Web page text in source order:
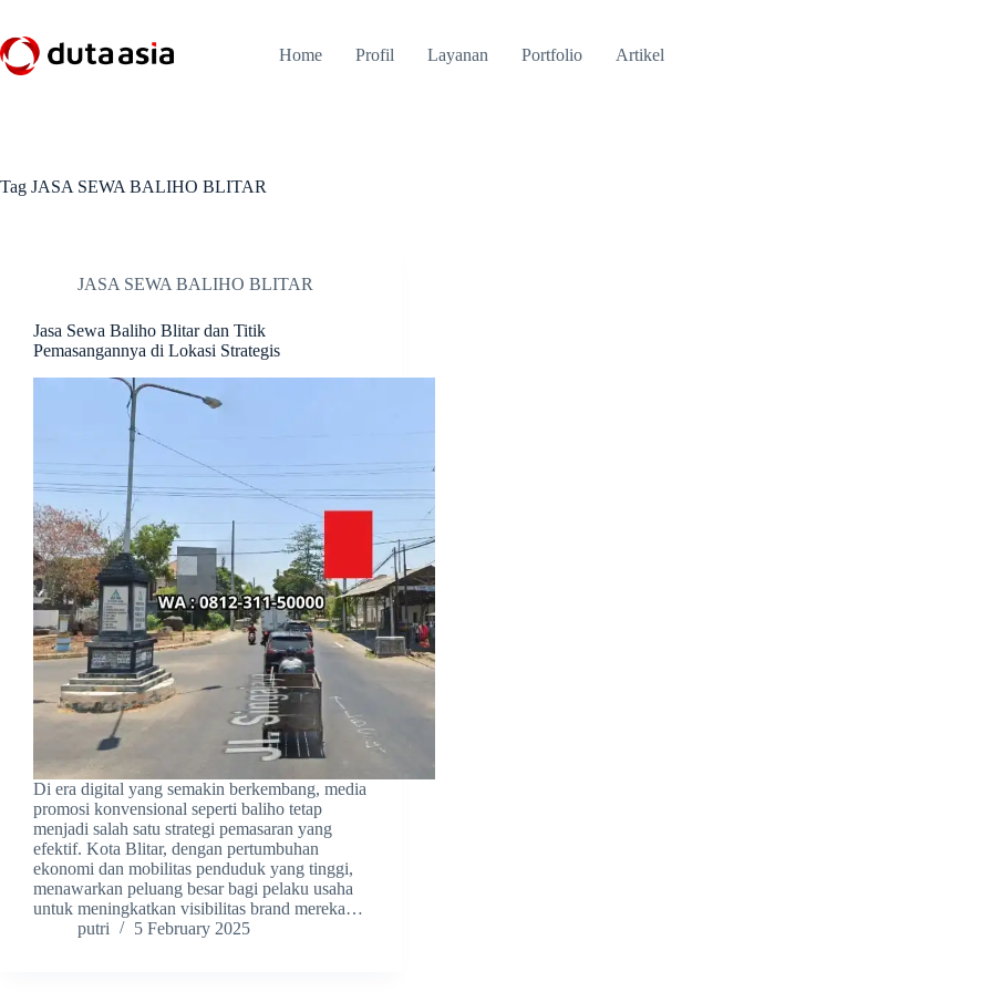
content
Home Profil Layanan Portfolio Artikel
Tag JASA SEWA BALIHO BLITAR
JASA SEWA BALIHO BLITAR
Jasa Sewa Baliho Blitar dan Titik
Pemasangannya di Lokasi Strategis
Di era digital yang semakin berkembang, media
promosi konvensional seperti baliho tetap
menjadi salah satu strategi pemasaran yang
efektif. Kota Blitar, dengan pertumbuhan
ekonomi dan mobilitas penduduk yang tinggi,
menawarkan peluang besar bagi pelaku usaha
untuk meningkatkan visibilitas brand mereka…
putri
5 February 2025